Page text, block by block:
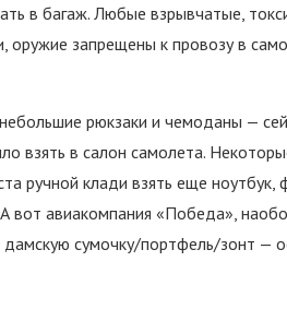
в багаж. Любые взрывчатые,
запрещены к провозу в
рюкзаки и чемоданы —
взять в салон самолета.
ручной клади взять еще ноутбук,
вот авиакомпания «Победа»,
дамскую сумочку/портфель/зонт —